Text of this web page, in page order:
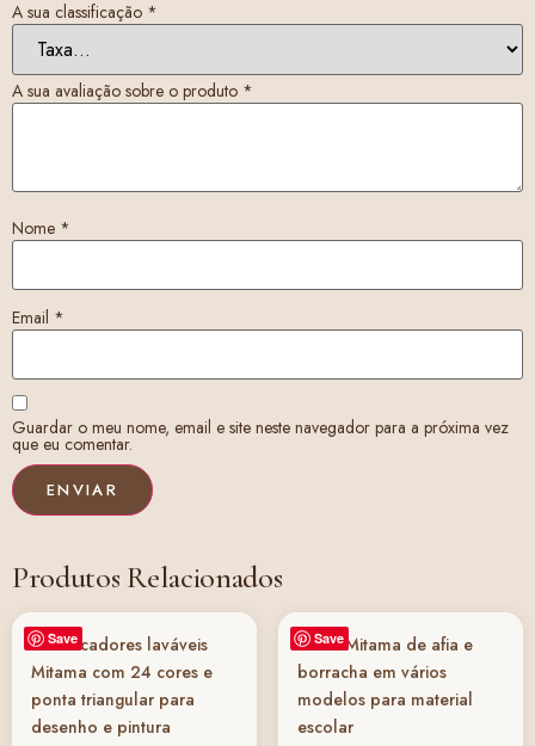
A sua classificação *
A sua avaliação sobre o produto *
Nome *
Email *
Guardar o meu nome, email e site neste navegador para a próxima vez
que eu comentar.
Produtos Relacionados
Save Save